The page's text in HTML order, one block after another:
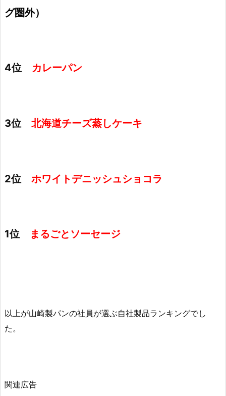
グ圏外）
4位 カレーパン
3位 北海道チーズ蒸しケーキ
2位 ホワイトデニッシュショコラ
1位 まるごとソーセージ
以上が山崎製パンの社員が選ぶ自社製品ランキングでし
た。
関連広告